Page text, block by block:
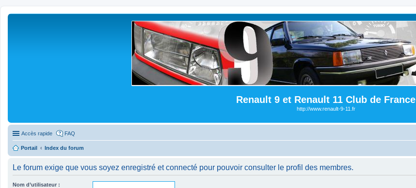
Renault 9 et Renault 11 Club de France
http://www.renault-9-11.fr
Accès rapide FAQ
Portail Index du forum
Le forum exige que vous soyez enregistré et connecté pour pouvoir consulter le profil des membres.
Nom d’utilisateur :